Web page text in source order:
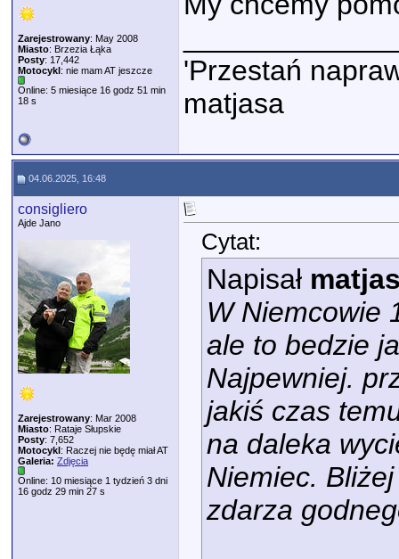
Zarejestrowany: May 2008
Miasto: Brzezia Łąka
Posty: 17,442
Motocykl: nie mam AT jeszcze
Online: 5 miesiące 16 godz 51 min
18 s
'Przestań
matjasa
04.06.2025, 16:48
consigliero
Ajde Jano
Zarejestrowany: Mar 2008
Miasto: Rataje Słupskie
Posty: 7,652
Motocykl: Raczej nie będę miał AT
Galeria: Zdjęcia
Online: 10 miesiące 1 tydzień 3 dni
16 godz 29 min 27 s
Cytat:
Napisał
W Niemcowie
ale to bedzie
Najpewniej.
jakiś czas
na daleka
Niemiec.
zdarza